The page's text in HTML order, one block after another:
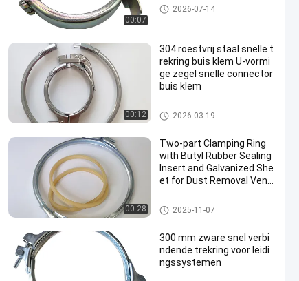
00:07
Op zwaar werk berekende Pijpk
lemmen
2026-07-14
00:12
304 roestvrij staal snelle t
rekring buis klem U-vormi
ge zegel snelle connector
buis klem
Op zwaar werk berekende Pijpk
lemmen
2026-03-19
00:28
Two-part Clamping Ring
with Butyl Rubber Sealing
Insert and Galvanized She
et for Dust Removal Venti
Op zwaar werk berekende Pijpk
lemmen
2025-11-07
300 mm zware snel verbi
ndende trekring voor leidi
ngssystemen